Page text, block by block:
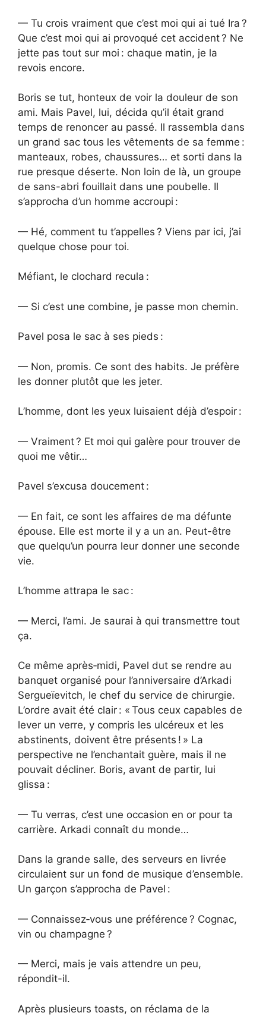
— Tu crois vraiment que c’est moi qui ai tué Ira ?
Que c’est moi qui ai provoqué cet accident ? Ne
jette pas tout sur moi : chaque matin, je la
revois encore.
Boris se tut, honteux de voir la douleur de son
ami. Mais Pavel, lui, décida qu’il était grand
temps de renoncer au passé. Il rassembla dans
un grand sac tous les vêtements de sa femme :
manteaux, robes, chaussures… et sorti dans la
rue presque déserte. Non loin de là, un groupe
de sans-abri fouillait dans une poubelle. Il
s’approcha d’un homme accroupi :
— Hé, comment tu t’appelles ? Viens par ici, j’ai
quelque chose pour toi.
Méfiant, le clochard recula :
— Si c’est une combine, je passe mon chemin.
Pavel posa le sac à ses pieds :
— Non, promis. Ce sont des habits. Je préfère
les donner plutôt que les jeter.
L’homme, dont les yeux luisaient déjà d’espoir :
— Vraiment ? Et moi qui galère pour trouver de
quoi me vêtir…
Pavel s’excusa doucement :
— En fait, ce sont les affaires de ma défunte
épouse. Elle est morte il y a un an. Peut-être
que quelqu’un pourra leur donner une seconde
vie.
L’homme attrapa le sac :
— Merci, l’ami. Je saurai à qui transmettre tout
ça.
Ce même après‑midi, Pavel dut se rendre au
banquet organisé pour l’anniversaire d’Arkadi
Sergueïevitch, le chef du service de chirurgie.
L’ordre avait été clair : « Tous ceux capables de
lever un verre, y compris les ulcéreux et les
abstinents, doivent être présents ! » La
perspective ne l’enchantait guère, mais il ne
pouvait décliner. Boris, avant de partir, lui
glissa :
— Tu verras, c’est une occasion en or pour ta
carrière. Arkadi connaît du monde…
Dans la grande salle, des serveurs en livrée
circulaient sur un fond de musique d’ensemble.
Un garçon s’approcha de Pavel :
— Connaissez‑vous une préférence ? Cognac,
vin ou champagne ?
— Merci, mais je vais attendre un peu,
répondit-il.
Après plusieurs toasts, on réclama de la